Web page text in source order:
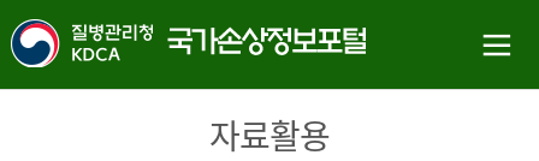
자료활용